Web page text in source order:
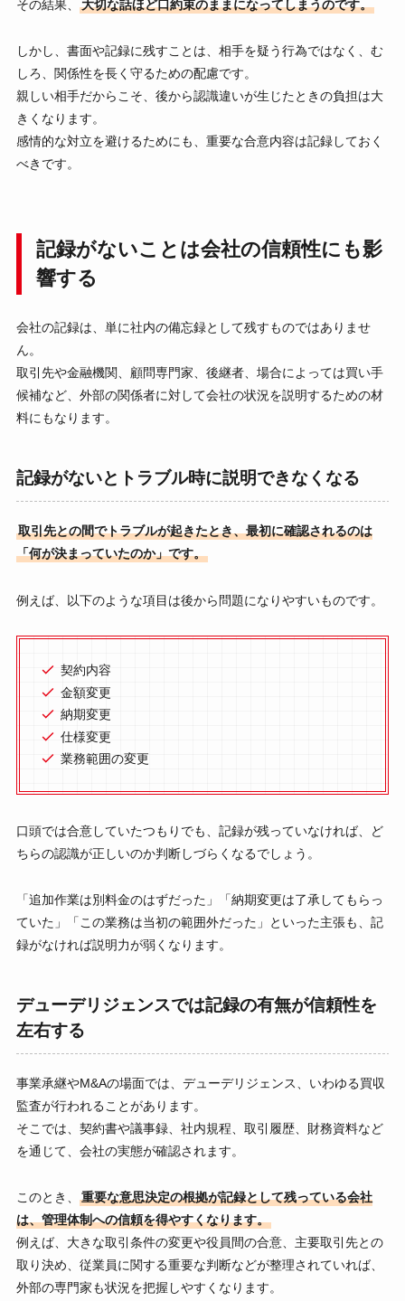
その結果、 大切な話ほど口約束のままになってしまうのです。
しかし、書面や記録に残すことは、相手を疑う行為ではなく、む
しろ、関係性を長く守るための配慮です。
親しい相手だからこそ、後から認識違いが生じたときの負担は大
きくなります。
感情的な対立を避けるためにも、重要な合意内容は記録しておく
べきです。
記録がないことは会社の信頼性にも影
響する
会社の記録は、単に社内の備忘録として残すものではありませ
ん。
取引先や金融機関、顧問専門家、後継者、場合によっては買い手
候補など、外部の関係者に対して会社の状況を説明するための材
料にもなります。
記録がないとトラブル時に説明できなくなる
取引先との間でトラブルが起きたとき、最初に確認されるのは
「何が決まっていたのか」です。
例えば、以下のような項目は後から問題になりやすいものです。
契約内容
金額変更
納期変更
仕様変更
業務範囲の変更
口頭では合意していたつもりでも、記録が残っていなければ、ど
ちらの認識が正しいのか判断しづらくなるでしょう。
「追加作業は別料金のはずだった」「納期変更は了承してもらっ
ていた」「この業務は当初の範囲外だった」といった主張も、記
録がなければ説明力が弱くなります。
デューデリジェンスでは記録の有無が信頼性を
左右する
事業承継やM&Aの場面では、デューデリジェンス、いわゆる買収
監査が行われることがあります。
そこでは、契約書や議事録、社内規程、取引履歴、財務資料など
を通じて、会社の実態が確認されます。
このとき、
重要な意思決定の根拠が記録として残っている会社
は、管理体制への信頼を得やすくなります。
例えば、大きな取引条件の変更や役員間の合意、主要取引先との
取り決め、従業員に関する重要な判断などが整理されていれば、
外部の専門家も状況を把握しやすくなります。